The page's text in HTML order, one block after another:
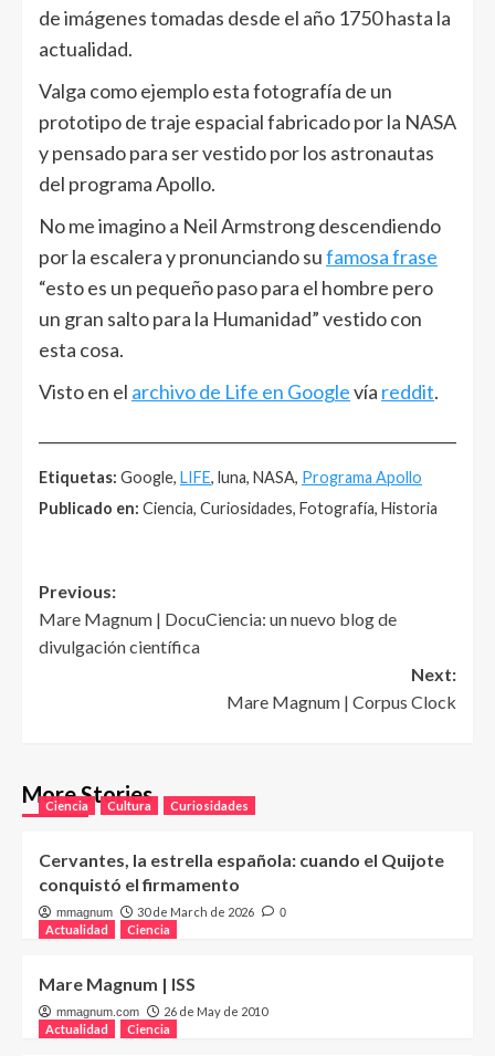
de imágenes tomadas desde el año 1750 hasta la
actualidad.
Valga como ejemplo esta fotografía de un
prototipo de traje espacial fabricado por la NASA
y pensado para ser vestido por los astronautas
del programa Apollo.
No me imagino a Neil Armstrong descendiendo
por la escalera y pronunciando sufamosa frase
“esto es un pequeño paso para el hombre pero
un gran salto para la Humanidad” vestido con
esta cosa.
Visto en el archivo de Life en Googlevía reddit.
Etiquetas: Google, LIFE, luna, NASA, Programa Apollo
Publicado en: Ciencia, Curiosidades, Fotografía, Historia
Post
navigation
Previous:
Mare Magnum | DocuCiencia: un nuevo blog de
divulgación científica
Next:
Mare Magnum | Corpus Clock
More Stories
Ciencia Cultura Curiosidades
Cervantes, la estrella española: cuando el Quijote
conquistó el firmamento
mmagnum 30 de March de 2026 0
Actualidad Ciencia
Mare Magnum | ISS
mmagnum.com
26 de May de 2010
Actualidad
Ciencia